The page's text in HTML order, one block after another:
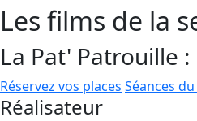
Les films de la
La Pat' Patrouille
Réservez vos places Séances
Réalisateur